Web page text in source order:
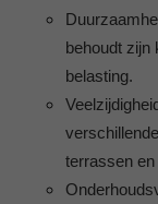
behoudt zijn
belasting.
terrassen